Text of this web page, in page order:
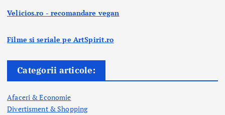
Velicios.ro - recomandare vegan
Filme si seriale pe ArtSpirit.ro
Categorii articole:
Afaceri & Economie
Divertisment & Shopping